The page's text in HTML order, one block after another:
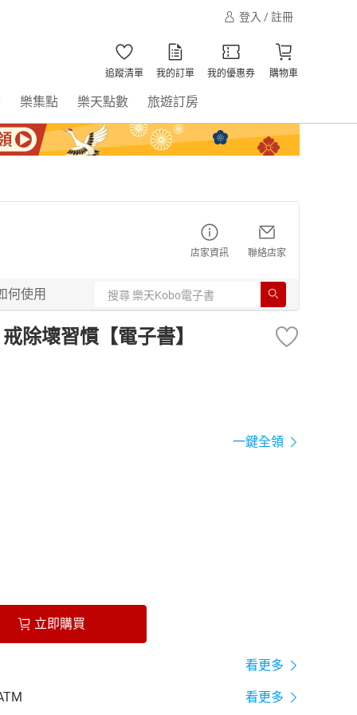
登入 / 註冊
追蹤清單 我的訂單 我的優惠券 購物車
樂集點 樂天點數 旅遊訂房
店家資訊 聯絡店家
何使用
除壞習慣【電子書】
一鍵全領
立即購買
看更多
看更多